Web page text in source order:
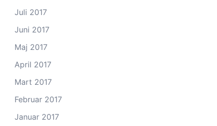
Juli 2017
Juni 2017
Maj 2017
April 2017
Mart 2017
Februar 2017
Januar 2017